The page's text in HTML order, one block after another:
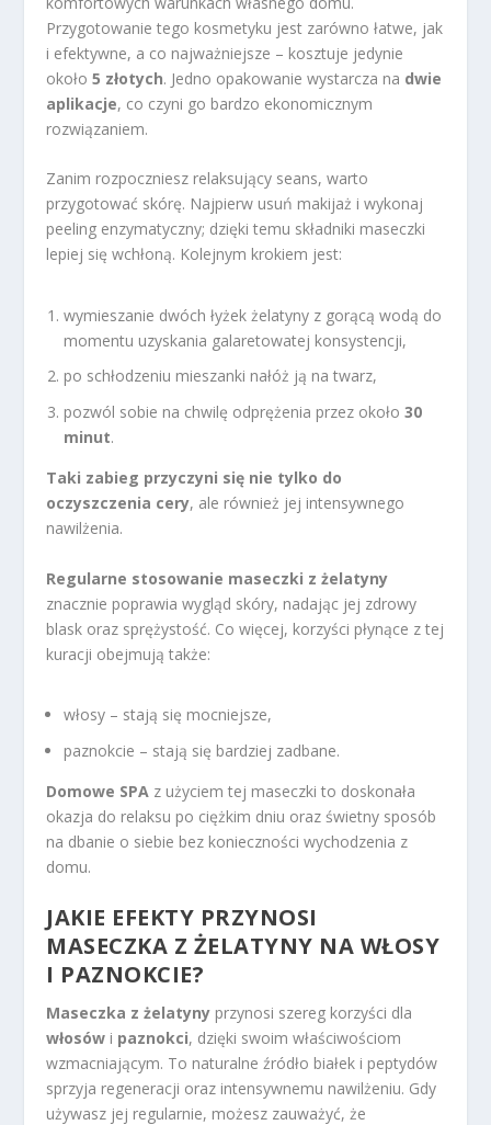
Przygotowanie tego kosmetyku jest zarówno łatwe, jak
i efektywne, a co najważniejsze – kosztuje jedynie
około5 złotych. Jedno opakowanie wystarcza na dwie
aplikacje, co czyni go bardzo ekonomicznym
rozwiązaniem.
Zanim rozpoczniesz relaksujący seans, warto
przygotować skórę. Najpierw usuń makijaż i wykonaj
peeling enzymatyczny; dzięki temu składniki maseczki
lepiej się wchłoną. Kolejnym krokiem jest:
wymieszanie dwóch łyżek żelatyny z gorącą wodą do
momentu uzyskania galaretowatej konsystencji,
po schłodzeniu mieszanki nałóż ją na twarz,
pozwól sobie na chwilę odprężenia przez około30
minut.
Taki zabieg przyczyni się nie tylko do
oczyszczenia cery, ale również jej intensywnego
nawilżenia.
Regularne stosowanie maseczki z żelatyny
znacznie poprawia wygląd skóry, nadając jej zdrowy
blask oraz sprężystość. Co więcej, korzyści płynące z tej
kuracji obejmują także:
włosy – stają się mocniejsze,
paznokcie – stają się bardziej zadbane.
Domowe SPA z użyciem tej maseczki to doskonała
okazja do relaksu po ciężkim dniu oraz świetny sposób
na dbanie o siebie bez konieczności wychodzenia z
domu.
JAKIE EFEKTY PRZYNOSI
MASECZKA Z ŻELATYNY NA WŁOSY
I PAZNOKCIE?
Maseczka z żelatyny przynosi szereg korzyści dla
włosów i paznokci, dzięki swoim właściwościom
wzmacniającym. To naturalne źródło białek i peptydów
sprzyja regeneracji oraz intensywnemu nawilżeniu. Gdy
używasz jej regularnie, możesz zauważyć, że